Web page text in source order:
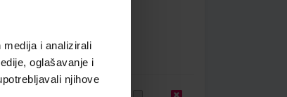
i analizirali
oglašavanje i
njihove